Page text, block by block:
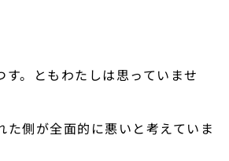
す。ともわたしは思っていませ
た側が全面的に悪いと考えていま